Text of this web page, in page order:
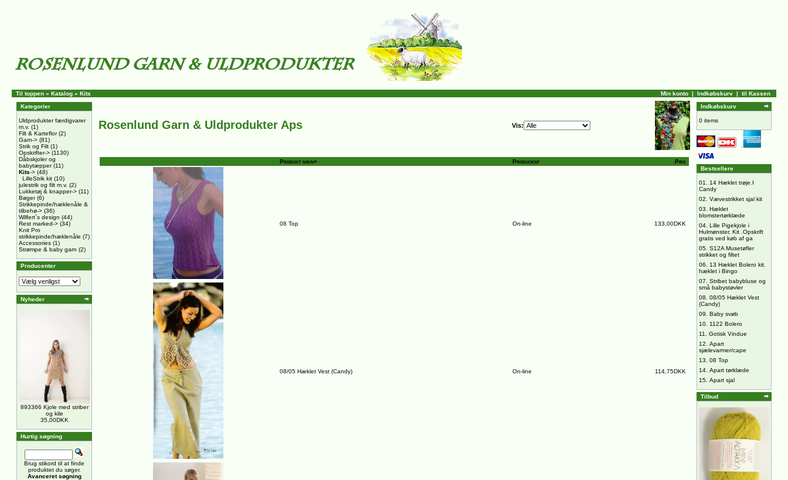
Til toppen » Katalog » Kits Min konto | Indkøbskurv | til Kassen
Kategorier
Uldprodukter færdigvarer
m.v. (1)
Filt & Karteflor(2)
Garn-> (81)
Strik og Filt (1)
Opskrifter-> (1130)
Dåbskjoler og
babytæpper(11)
Kits-> (48)
LilleStrik kit (10)
julestrik og filt m.v. (2)
Lukketøj & knapper-> (11)
Bøger(6)
Strikkepinde/hæklenåle &
tilbehø-> (36)
Wilfert´s design (44)
Rest marked-> (34)
Knit Pro
strikkepinde/hæklenåle (7)
Accessories (1)
Strømpe & baby garn (2)
Producenter
Nyheder
893366 Kjole med striber
og kile
35,00DKK
Hurtig søgning
Brug stikord til at finde
produktet du søger.
Avanceret søgning
Rosenlund Garn & Uldprodukter Aps Vis:
Produkt navn+ Producent Pris
08 Top On-line 133,00DKK
08/05 Hæklet Vest (Candy) On-line 114,75DKK
Indkøbskurv
0 items
Bestsellere
01. 14 Hæklet trøje.I
Candy
02. Vævestrikket sjal kit
03. Hæklet
blomstertørklæde
04. Lille Pigekjole i
Hulmønster, Kit .Opskrift
gratis ved køb af ga
05. S12A Musetøfler
strikket og filtet
06. 13 Hæklet Bolero kit.
hæklet i Bingo
07. Stribet babybluse og
små babystøvler
08. 08/05 Hæklet Vest
(Candy)
09. Baby svøb
10. 1122 Bolero
11. Gotisk Vindue
12. Apart
sjælevarmer/cape
13. 08 Top
14. Apart tørklæde
15. Apart sjal
Tilbud